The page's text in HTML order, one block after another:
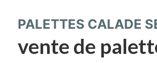
PALETTES CALADE
vente de